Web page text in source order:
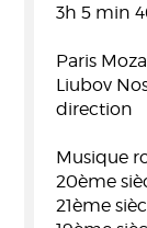
3h 5 min
Paris
Liubov
direction
Musique
20ème
21ème